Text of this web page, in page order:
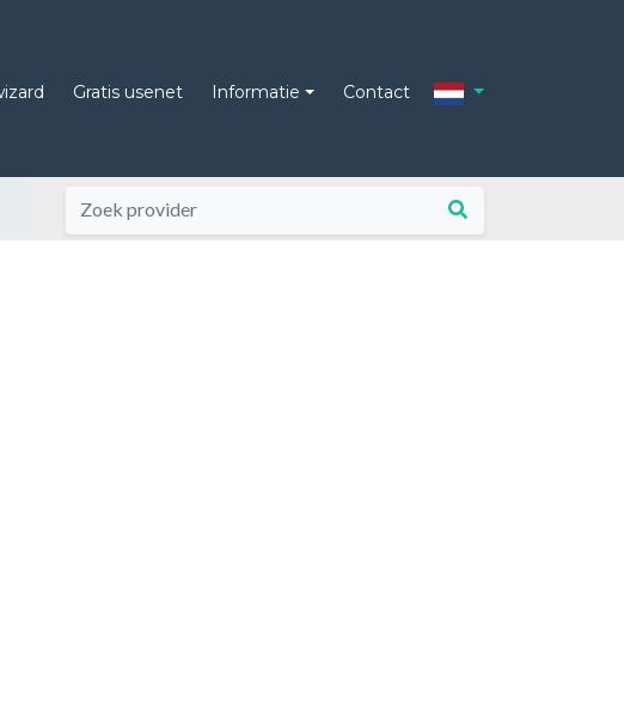
Gratis usenet Informatie Contact